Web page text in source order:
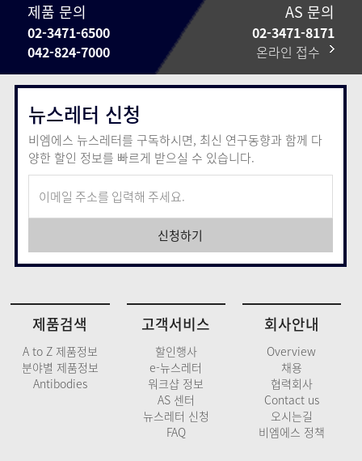
제품 문의
02-3471-6500
042-824-7000
AS 문의
02-3471-8171
온라인 접수
제품검색
A to Z 제품정보
분야별 제품정보
Antibodies
고객서비스
할인행사
e-뉴스레터
워크샵 정보
AS 센터
뉴스레터 신청
FAQ
회사안내
Overview
채용
협력회사
Contact us
오시는길
비엠에스 정책
뉴스레터 신청
비엠에스 뉴스레터를 구독하시면, 최신 연구동향과 함께 다
양한 할인 정보를 빠르게 받으실 수 있습니다.
신청하기